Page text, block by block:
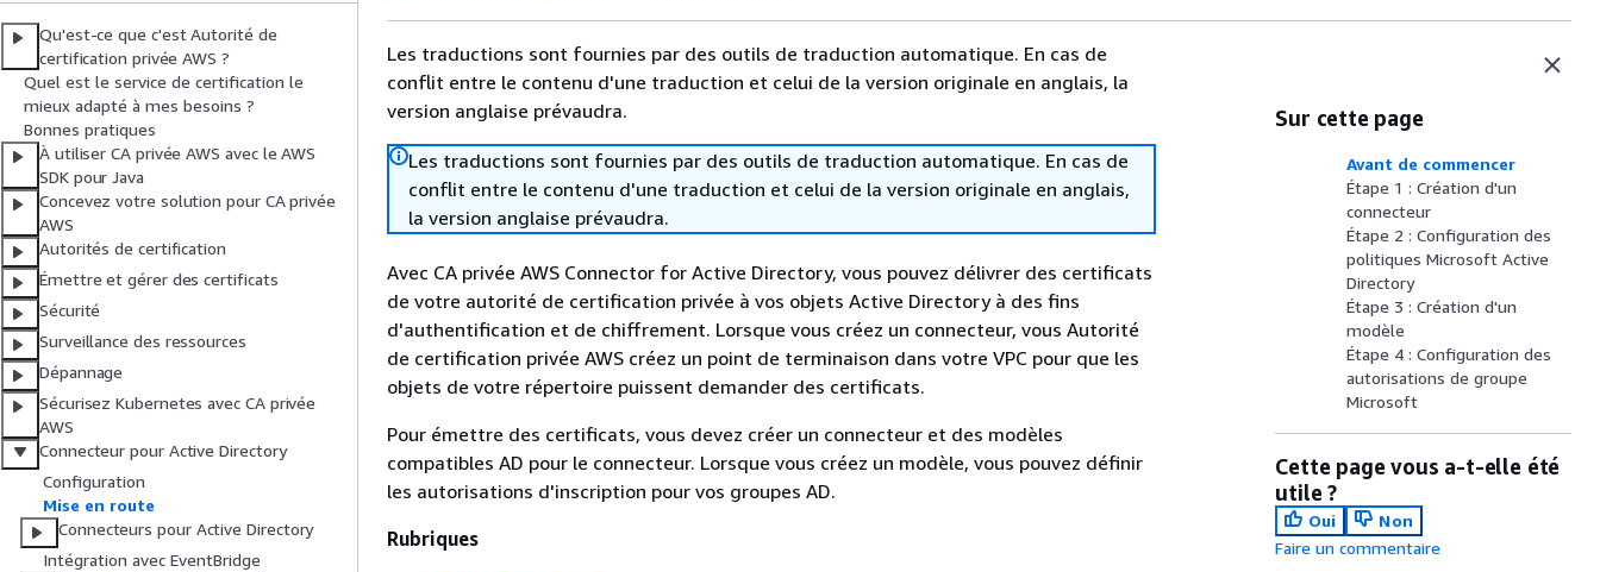
Qu'est-ce que c'est Autorité de
certification privée AWS ?
Quel est le service de certification le
mieux adapté à mes besoins ?
Bonnes pratiques
À utiliser CA privée AWS avec le AWS
SDK pour Java
Concevez votre solution pour CA privée
AWS
Autorités de certification
Émettre et gérer des certificats
Sécurité
Surveillance des ressources
Dépannage
Sécurisez Kubernetes avec CA privée
AWS
Connecteur pour Active Directory
Configuration
Mise en route
Connecteurs pour Active Directory
Intégration avec EventBridge
Les traductions sont fournies par des outils de traduction automatique. En cas de
conflit entre le contenu d'une traduction et celui de la version originale en anglais, la
version anglaise prévaudra.
Les traductions sont fournies par des outils de traduction automatique. En cas de
conflit entre le contenu d'une traduction et celui de la version originale en anglais,
la version anglaise prévaudra.
Avec CA privée AWS Connector for Active Directory, vous pouvez délivrer des certificats
de votre autorité de certification privée à vos objets Active Directory à des fins
d'authentification et de chiffrement. Lorsque vous créez un connecteur, vous Autorité
de certification privée AWS créez un point de terminaison dans votre VPC pour que les
objets de votre répertoire puissent demander des certificats.
Pour émettre des certificats, vous devez créer un connecteur et des modèles
compatibles AD pour le connecteur. Lorsque vous créez un modèle, vous pouvez définir
les autorisations d'inscription pour vos groupes AD.
Rubriques
Sur cette page
Avant de commencer
Étape 1 : Création d'un
connecteur
Étape 2 : Configuration des
politiques Microsoft Active
Directory
Étape 3 : Création d'un
modèle
Étape 4 : Configuration des
autorisations de groupe
Microsoft
Cette page vous a-t-elle été
utile ?
Oui
Non
Faire un commentaire